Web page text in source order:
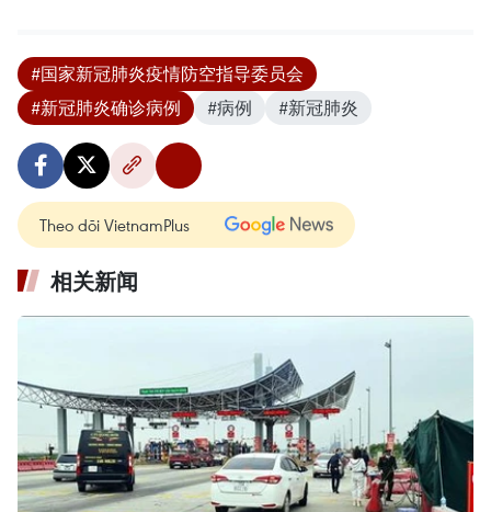
#国家新冠肺炎疫情防空指导委员会
#新冠肺炎确诊病例
#病例 #新冠肺炎
Theo dõi VietnamPlus
相关新闻